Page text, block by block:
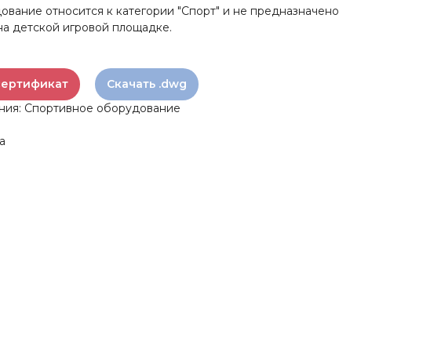
относится к категории "Спорт" и не предназначено
детской игровой площадке.
Скачать .dwg
Спортивное оборудование